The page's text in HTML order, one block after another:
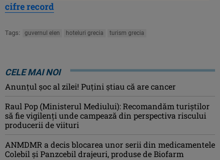
cifre record
Tags: guvernul elen hoteluri grecia turism grecia
CELE MAI NOI
Anunţul şoc al zilei! Puţini ştiau că are cancer
Raul Pop (Ministerul Mediului): Recomandăm turiştilor
să fie vigilenţi unde campează din perspectiva riscului
producerii de viituri
ANMDMR a decis blocarea unor serii din medicamentele
Colebil și Panzcebil drajeuri, produse de Biofarm